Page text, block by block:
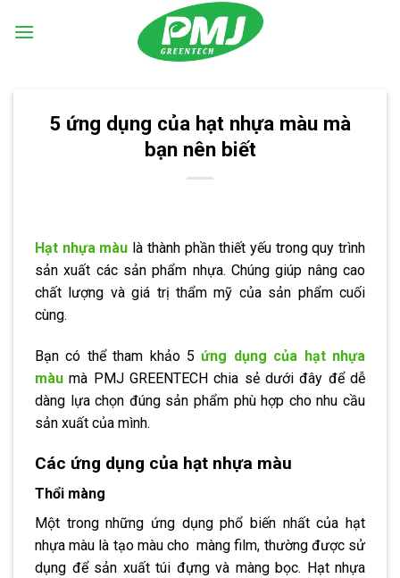
5 ứng dụng của hạt nhựa màu mà
bạn nên biết
Hạt nhựa màu là thành phần thiết yếu trong quy trình
sản xuất các sản phẩm nhựa. Chúng giúp nâng cao
chất lượng và giá trị thẩm mỹ của sản phẩm cuối
cùng.
Bạn có thể tham khảo 5ứng dụng của hạt nhựa
màu mà PMJ GREENTECH chia sẻ dưới đây để dễ
dàng lựa chọn đúng sản phẩm phù hợp cho nhu cầu
sản xuất của mình.
Các ứng dụng của hạt nhựa màu
Thổi màng
Một trong những ứng dụng phổ biến nhất của hạt
nhựa màu là tạo màu cho màng film, thường được sử
dụng để sản xuất túi đựng và màng bọc. Hạt nhựa